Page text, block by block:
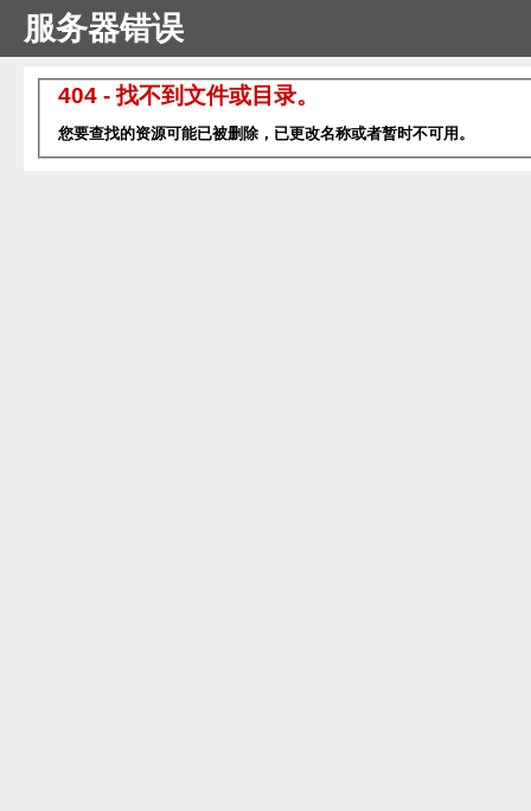
服务器错误
404 - 找不到文件或目录。
您要查找的资源可能已被删除，已更改名称或者暂时不可用。